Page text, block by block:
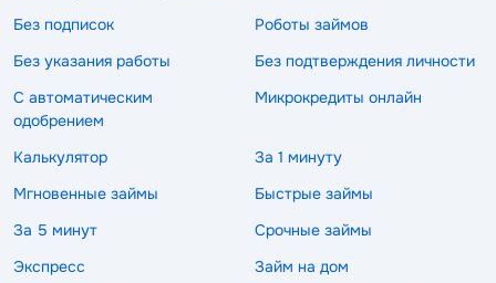
Без подписок
Роботы займов
Без указания работы
Без подтверждения личности
С автоматическим
одобрением
Микрокредиты онлайн
Калькулятор
За 1 минуту
Мгновенные займы
Быстрые займы
За 5 минут
Срочные займы
Экспресс
Займ на дом